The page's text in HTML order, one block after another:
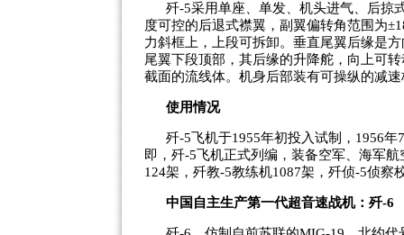
歼-5采用单座、单发、机头进气、后掠
度可控的后退式襟翼，副翼偏转角范围为
力斜框上，上段可拆卸。垂直尾翼后缘是
尾翼下段顶部，其后缘的升降舵，向上可
截面的流线体。机身后部装有可操纵的减
使用情况
歼-5飞机于1955年初投入试制，1956
即，歼-5飞机正式列编，装备空军、海军
124架，歼教-5教练机1087架，歼侦-5侦察
中国自主生产第一代超音速战机：歼-6